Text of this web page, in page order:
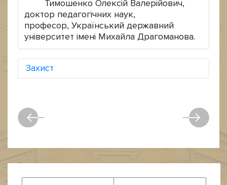
Тимошенко Олексій Валерійович,
доктор педагогічних наук,
професор, Український державний
університет імені Михайла Драгоманова.
Захист